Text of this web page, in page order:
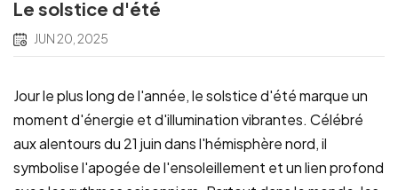
Le solstice d'été
JUN 20, 2025
Jour le plus long de l'année, le solstice d'été marque un
moment d'énergie et d'illumination vibrantes. Célébré
aux alentours du 21 juin dans l'hémisphère nord, il
symbolise l'apogée de l'ensoleillement et un lien profond